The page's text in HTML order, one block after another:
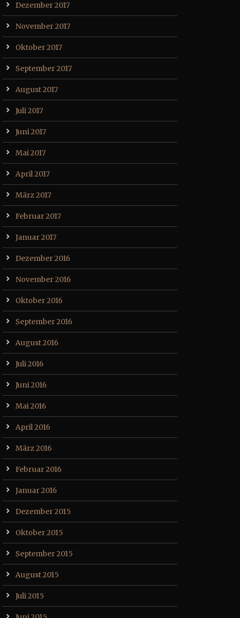
Dezember 2017
November 2017
Oktober 2017
September 2017
August 2017
Juli 2017
Juni 2017
Mai 2017
April 2017
März 2017
Februar 2017
Januar 2017
Dezember 2016
November 2016
Oktober 2016
September 2016
August 2016
Juli 2016
Juni 2016
Mai 2016
April 2016
März 2016
Februar 2016
Januar 2016
Dezember 2015
Oktober 2015
September 2015
August 2015
Juli 2015